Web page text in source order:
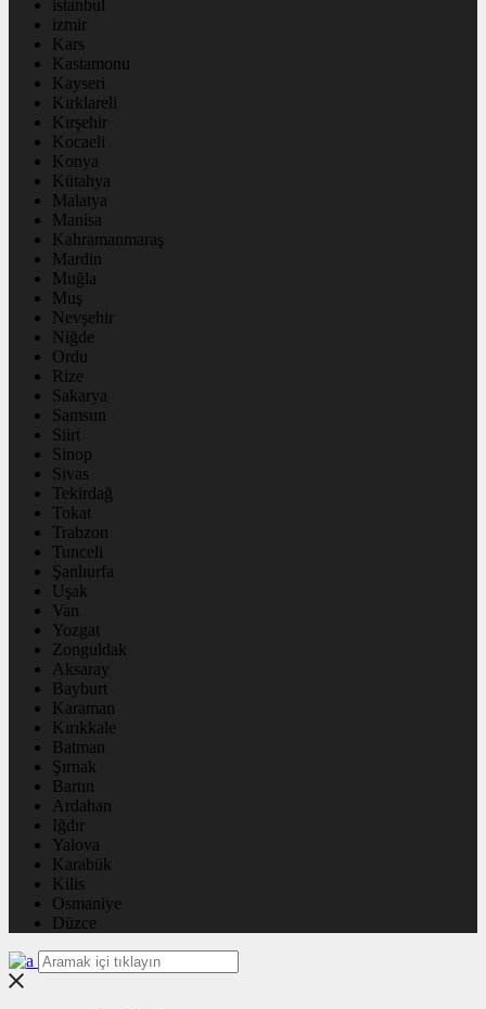
istanbul
izmir
Kars
Kastamonu
Kayseri
Kırklareli
Kırşehir
Kocaeli
Konya
Kütahya
Malatya
Manisa
Kahramanmaraş
Mardin
Muğla
Muş
Nevşehir
Niğde
Ordu
Rize
Sakarya
Samsun
Siirt
Sinop
Sivas
Tekirdağ
Tokat
Trabzon
Tunceli
Şanlıurfa
Uşak
Van
Yozgat
Zonguldak
Aksaray
Bayburt
Karaman
Kırıkkale
Batman
Şırnak
Bartın
Ardahan
Iğdır
Yalova
Karabük
Kilis
Osmaniye
Düzce